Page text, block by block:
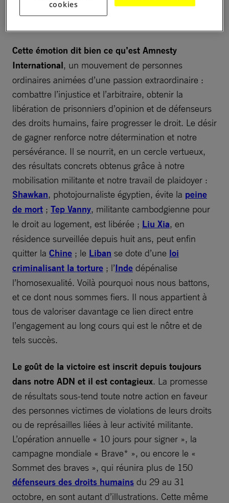
portes de la prison et serrer dans ses bras son
Cette émotion dit bien ce qu’est Amnesty
International, un mouvement de personnes
ordinaires animées d’une passion extraordinaire :
combattre l’injustice et l’arbitraire, obtenir la
libération de prisonniers d’opinion et de défenseurs
des droits humains, faire progresser le droit. Le désir
de gagner renforce notre détermination et notre
persévérance. Il se nourrit, en un cercle vertueux,
des résultats concrets obtenus grâce à notre
mobilisation militante et notre travail de plaidoyer :
Shawkan, photojournaliste égyptien, évite la peine
de mort ; Tep Vanny, militante cambodgienne pour
le droit au logement, est libérée ; Liu Xia, en
résidence surveillée depuis huit ans, peut enfin
quitter la Chine ; le Liban se dote d’une loi
criminalisant la torture ; l’Inde dépénalise
l’homosexualité. Voilà pourquoi nous nous battons,
et ce dont nous sommes fiers. Il nous appartient à
tous de valoriser davantage ce lien direct entre
l’engagement au long cours qui est le nôtre et de
tels succès.
Le goût de la victoire est inscrit depuis toujours
dans notre ADN et il est contagieux. La promesse
de résultats sous-tend toute notre action en faveur
des personnes victimes de violations de leurs droits
ou de représailles liées à leur activité militante.
L’opération annuelle « 10 jours pour signer », la
campagne mondiale « Brave* », ou encore le «
Sommet des braves », qui réunira plus de 150
défenseurs des droits humains du 29 au 31
octobre, en sont autant d’illustrations. Cette même
cookies